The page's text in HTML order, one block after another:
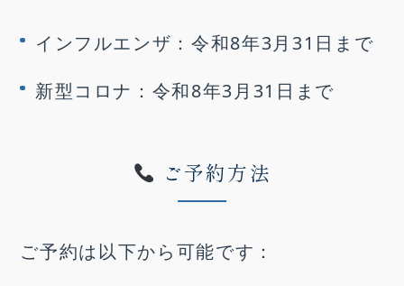
インフルエンザ：令和8年3月31日まで
新型コロナ：令和8年3月31日まで
ご予約方法
ご予約は以下から可能です：